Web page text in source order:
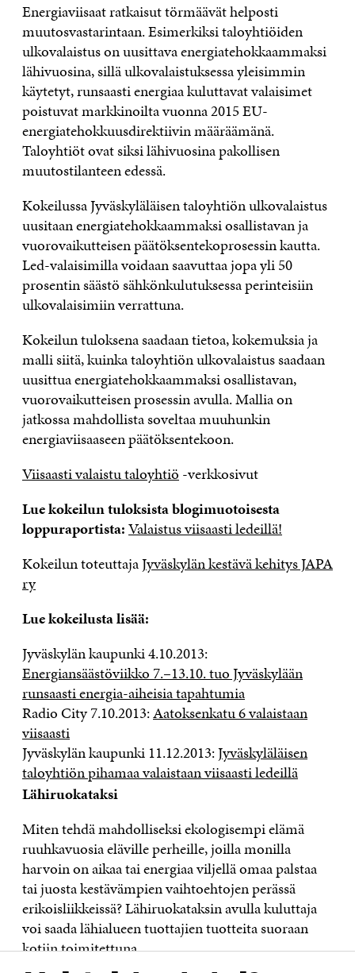
Energiaviisaat ratkaisut törmäävät helposti
muutosvastarintaan. Esimerkiksi taloyhtiöiden
ulkovalaistus on uusittava energiatehokkaammaksi
lähivuosina, sillä ulkovalaistuksessa yleisimmin
käytetyt, runsaasti energiaa kuluttavat valaisimet
poistuvat markkinoilta vuonna 2015 EU-
energiatehokkuusdirektiivin määräämänä.
Taloyhtiöt ovat siksi lähivuosina pakollisen
muutostilanteen edessä.
Kokeilussa Jyväskyläläisen taloyhtiön ulkovalaistus
uusitaan energiatehokkaammaksi osallistavan ja
vuorovaikutteisen päätöksentekoprosessin kautta.
Led-valaisimilla voidaan saavuttaa jopa yli 50
prosentin säästö sähkönkulutuksessa perinteisiin
ulkovalaisimiin verrattuna.
Kokeilun tuloksena saadaan tietoa, kokemuksia ja
malli siitä, kuinka taloyhtiön ulkovalaistus saadaan
uusittua energiatehokkaammaksi osallistavan,
vuorovaikutteisen prosessin avulla. Mallia on
jatkossa mahdollista soveltaa muuhunkin
energiaviisaaseen päätöksentekoon.
Viisaasti valaistu taloyhtiö-verkkosivut
Lue kokeilun tuloksista blogimuotoisesta
loppuraportista:Valaistus viisaasti ledeillä!
Kokeilun toteuttajaJyväskylän kestävä kehitys JAPA
ry
Lue kokeilusta lisää:
Jyväskylän kaupunki 4.10.2013:
Energiansäästöviikko 7.–13.10. tuo Jyväskylään
runsaasti energia-aiheisia tapahtumia
Radio City 7.10.2013:Aatoksenkatu 6 valaistaan
viisaasti
Jyväskylän kaupunki 11.12.2013:Jyväskyläläisen
taloyhtiön pihamaa valaistaan viisaasti ledeillä
Lähiruokataksi
Miten tehdä mahdolliseksi ekologisempi elämä
ruuhkavuosia eläville perheille, joilla monilla
harvoin on aikaa tai energiaa viljellä omaa palstaa
tai juosta kestävämpien vaihtoehtojen perässä
erikoisliikkeissä? Lähiruokataksin avulla kuluttaja
voi saada lähialueen tuottajien tuotteita suoraan
kotiin toimitettuna.